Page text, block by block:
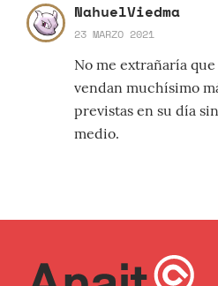
NahuelViedma
23 MARZO 2021
No me extrañaría
vendan muchísimo
previstas en su día
medio.